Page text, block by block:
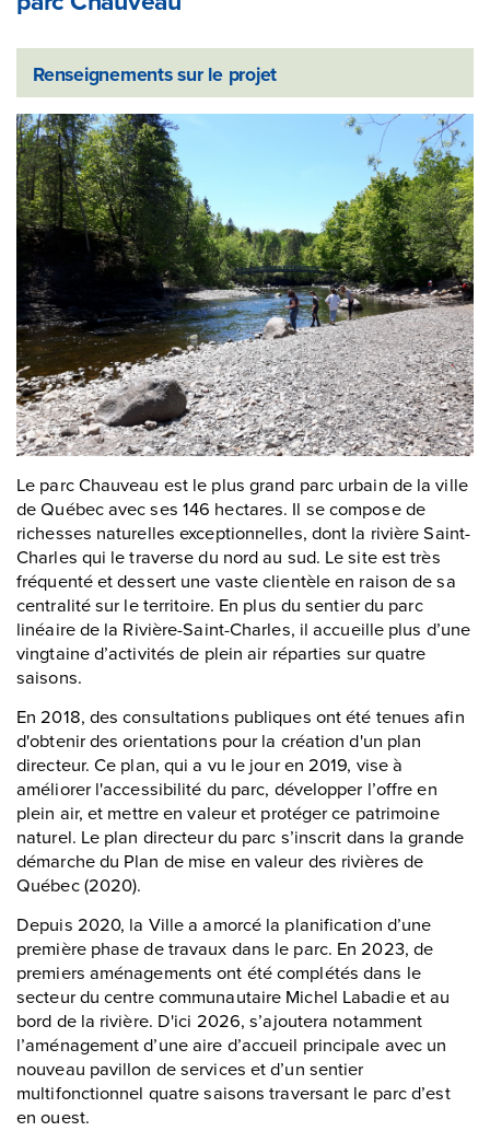
Renseignements sur le projet
Le parc Chauveau est le plus grand parc urbain de la ville
de Québec avec ses 146 hectares. Il se compose de
richesses naturelles exceptionnelles, dont la rivière Saint-
Charles qui le traverse du nord au sud. Le site est très
fréquenté et dessert une vaste clientèle en raison de sa
centralité sur le territoire. En plus du sentier du parc
linéaire de la Rivière-Saint-Charles, il accueille plus d’une
vingtaine d’activités de plein air réparties sur quatre
saisons.
En 2018, des consultations publiques ont été tenues afin
d'obtenir des orientations pour la création d'un plan
directeur. Ce plan, qui a vu le jour en 2019, vise à
améliorer l'accessibilité du parc, développer l’offre en
plein air, et mettre en valeur et protéger ce patrimoine
naturel. Le plan directeur du parc s’inscrit dans la grande
démarche du Plan de mise en valeur des rivières de
Québec (2020).
Depuis 2020, la Ville a amorcé la planification d’une
première phase de travaux dans le parc. En 2023, de
premiers aménagements ont été complétés dans le
secteur du centre communautaire Michel Labadie et au
bord de la rivière. D'ici 2026, s’ajoutera notamment
l’aménagement d’une aire d’accueil principale avec un
nouveau pavillon de services et d’un sentier
multifonctionnel quatre saisons traversant le parc d’est
en ouest.